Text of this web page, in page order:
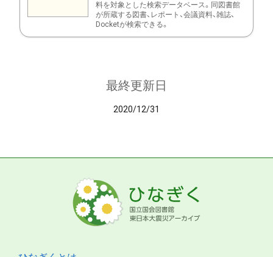
料を対象とした検索データベース。同図書館
が所蔵する図書、レポート、会議資料、雑誌、
Docketが検索できる。
最終更新日
2020/12/31